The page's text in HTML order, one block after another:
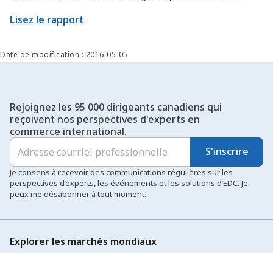
encore davantage à l’atteinte des objectifs commerciaux
exportateurs et les secteurs canadiens à déployer leur offre à
plus grande échelle et à percer de nouveaux marchés.
Lisez le rapport
Date de modification : 2016-05-05
Rejoignez les 95 000 dirigeants canadiens qui
reçoivent nos perspectives d'experts en
commerce international.
S'inscrire
Je consens à recevoir des communications régulières sur les
perspectives d’experts, les événements et les solutions d’EDC. Je
peux me désabonner à tout moment.
Explorer les marchés mondiaux